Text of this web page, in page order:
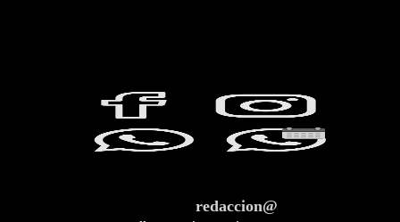
redaccion@